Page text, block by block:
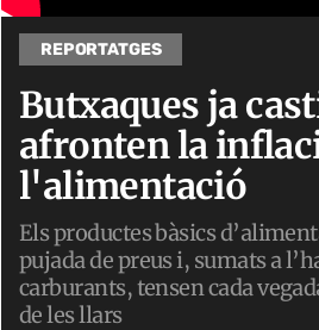
REPORTATGES
Butxaques ja
afronten la
l'alimentació
Els productes bàsics
pujada de preus i, sumats a
carburants, tensen cada
de les llars